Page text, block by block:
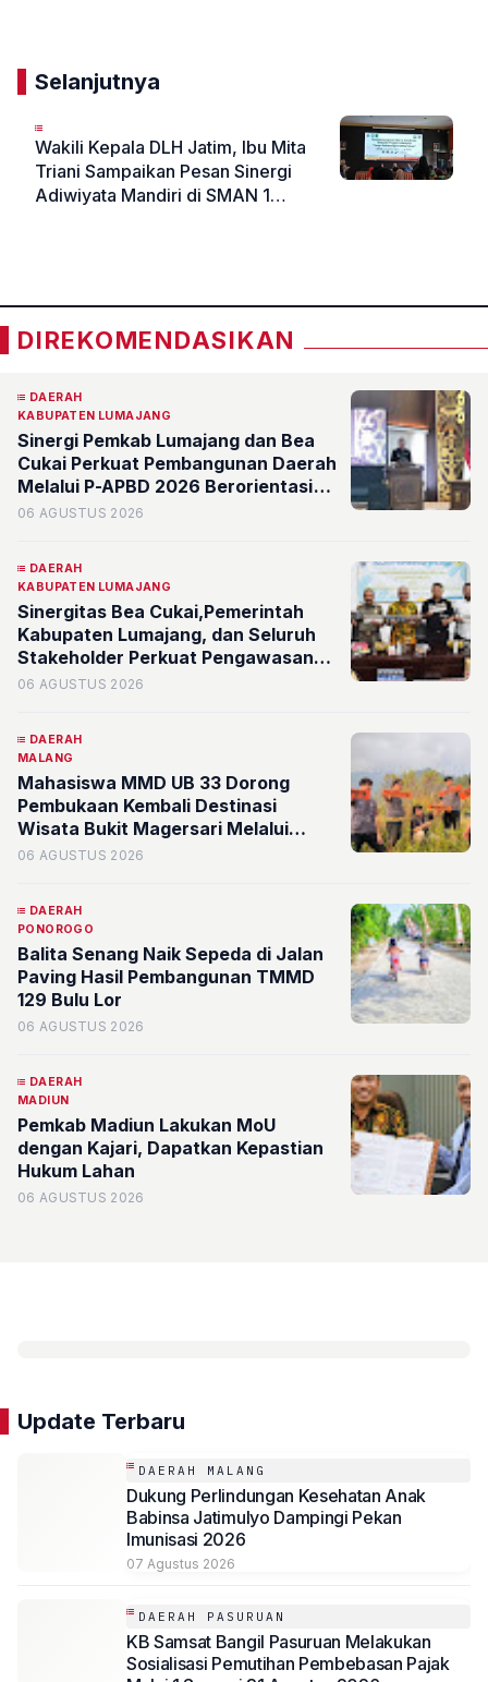
Selanjutnya
Wakili Kepala DLH Jatim, Ibu Mita
Triani Sampaikan Pesan Sinergi
Adiwiyata Mandiri di SMAN 1
DIREKOMENDASIKAN
DAERAH
KABUPATEN LUMAJANG
Sinergi Pemkab Lumajang dan Bea
Cukai Perkuat Pembangunan Daerah
Melalui P-APBD 2026 Berorientasi
pada Kesejahteraan Masyarakat
06 AGUSTUS 2026
DAERAH
KABUPATEN LUMAJANG
Sinergitas Bea Cukai,Pemerintah
Kabupaten Lumajang, dan Seluruh
Stakeholder Perkuat Pengawasan
Barang Kena Cukai Ilegal Melalui
06 AGUSTUS 2026
DAERAH
MALANG
Mahasiswa MMD UB 33 Dorong
Pembukaan Kembali Destinasi
Wisata Bukit Magersari Melalui
Pemetaan Potensi
06 AGUSTUS 2026
DAERAH
PONOROGO
Balita Senang Naik Sepeda di Jalan
Paving Hasil Pembangunan TMMD
129 Bulu Lor
06 AGUSTUS 2026
DAERAH
MADIUN
Pemkab Madiun Lakukan MoU
dengan Kajari, Dapatkan Kepastian
Hukum Lahan
06 AGUSTUS 2026
Update Terbaru
DAERAH MALANG
Dukung Perlindungan Kesehatan Anak
Babinsa Jatimulyo Dampingi Pekan
Imunisasi 2026
07 Agustus 2026
DAERAH PASURUAN
KB Samsat Bangil Pasuruan Melakukan
Sosialisasi Pemutihan Pembebasan Pajak